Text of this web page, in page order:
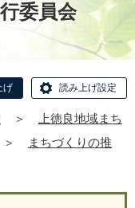
委員会
げ 読み上げ設定
＞
上徳良地域まち
＞
まちづくりの推